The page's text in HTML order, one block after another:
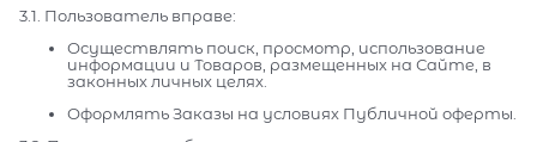
3.1. Пользователь вправе:
Осуществлять поиск, просмотр, использование
информации и Товаров, размещенных на Сайте, в
законных личных целях.
Оформлять Заказы на условиях Публичной оферты.